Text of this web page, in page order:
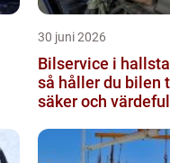
30 juni 2026
Bilservice i
så håller du bilen
säker och värdefull